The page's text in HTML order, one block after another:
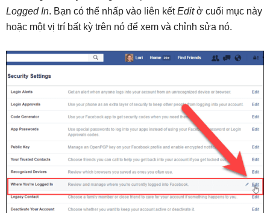
Logged In. Bạn có thể nhấp vào liên kếtEditở cuối mục này
hoặc một vị trí bất kỳ trên nó để xem và chỉnh sửa nó.